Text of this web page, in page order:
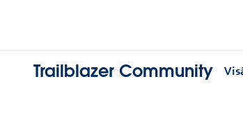
Trailblazer Community